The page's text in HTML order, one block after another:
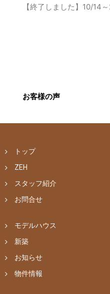
【終了しました】10/14
お客様の声
トップ
ZEH
スタッフ紹介
お問合せ
モデルハウス
新築
お知らせ
物件情報